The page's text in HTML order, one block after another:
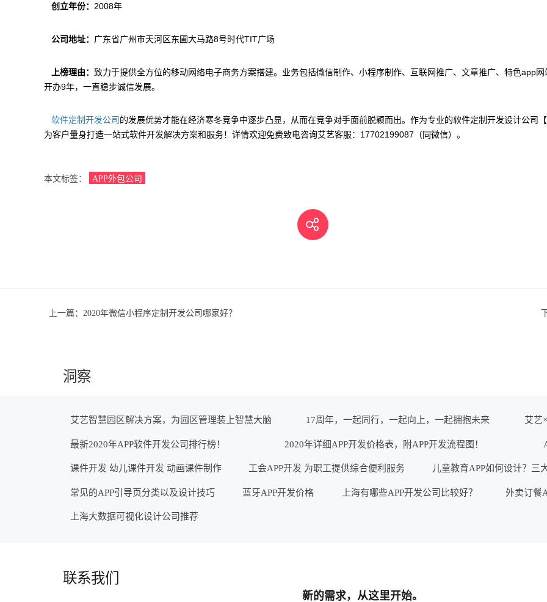
创立年份： 2008年
公司地址： 广东省广州市天河区东圃大马路8号时代TIT广场
上榜理由： 致力于提供全方位的移动网络电子商务方案搭建。业务包括微信制作、小程序制作、互联网推广、文章推广、特色app网
开办9年，一直稳步诚信发展。
软件定制开发公司 的发展优势才能在经济寒冬竞争中逐步凸显，从而在竞争对手面前脱颖而出。作为专业的软件定制开发设计公司
为客户量身打造一站式软件开发解决方案和服务！详情欢迎免费致电咨询艾艺客服：17702199087（同微信）。
本文标签： APP外包公司
上一篇： 2020年微信小程序定制开发公司哪家好？
洞察
艾艺智慧园区解决方案，为园区管理装上智慧大脑 17周年，一起同行，一起向上，一起拥抱未来 艾艺
最新2020年APP软件开发公司排行榜！ 2020年详细APP开发价格表，附APP开发流程图！
课件开发 幼儿课件开发 动画课件制作 工会APP开发 为职工提供综合便利服务 儿童教育APP如何设计？三
常见的APP引导页分类以及设计技巧 蓝牙APP开发价格 上海有哪些APP开发公司比较好？ 外卖订餐
上海大数据可视化设计公司推荐
联系我们
新的需求，从这里开始。